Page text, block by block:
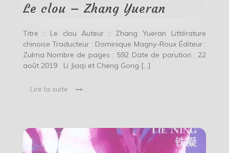
Le clou – Zhang Yueran
Titre : Le clou Auteur : Zhang Yueran Littérature
chinoise Traducteur : Dominique Magny-Roux Éditeur :
Zulma Nombre de pages : 592 Date de parution : 22
août 2019 Li Jiaqi et Cheng Gong […]
Lire la suite